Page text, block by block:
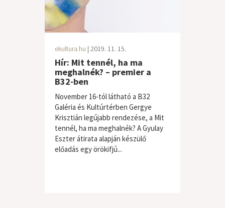
ekultura.hu | 2019. 11. 15.
Hír: Mit tennél, ha ma
meghalnék? – premier a
B32-ben
November 16-tól látható a B32
Galéria és Kultúrtérben Gergye
Krisztián legújabb rendezése, a Mit
tennél, ha ma meghalnék? A Gyulay
Eszter átirata alapján készülő
előadás egy örökifjú...